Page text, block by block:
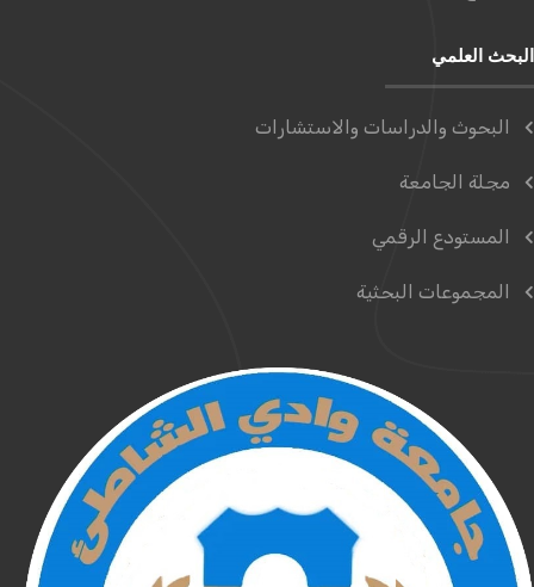
البحث العلمي
البحوث والدراسات والاستشارات
مجلة الجامعة
المستودع الرقمي
المجموعات البحثية